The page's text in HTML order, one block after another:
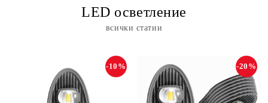
LED осветление
всички статии
-10% -20%